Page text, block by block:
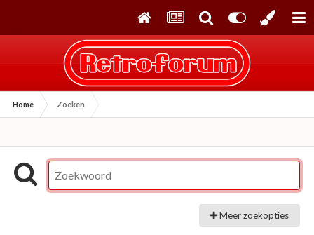
Home Zoeken
Meer zoekopties